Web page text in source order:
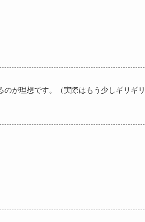
が理想です。（実際はもう少しギリギリ